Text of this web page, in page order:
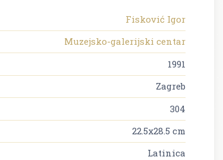
Fisković Igor
Muzejsko-galerijski centar
1991
Zagreb
304
22.5x28.5 cm
Latinica